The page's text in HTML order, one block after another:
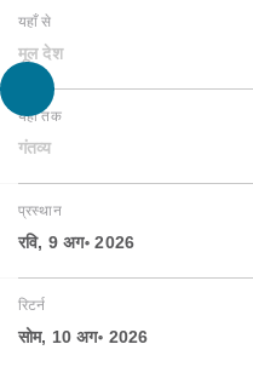
यहाँ से
मूल देश
यहाँ तक
गंतव्य
प्रस्थान
रवि, 9 अग॰ 2026
रिटर्न
सोम, 10 अग॰ 2026